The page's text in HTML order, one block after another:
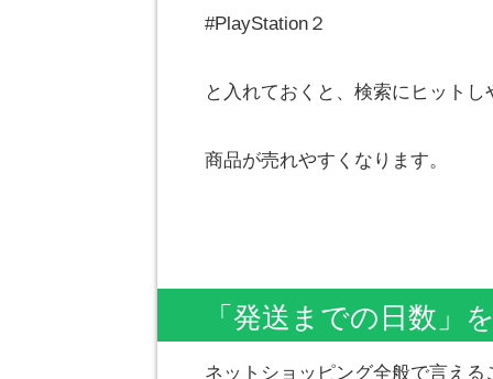
#PlayStation２
と入れておくと、検索にヒットし
商品が売れやすくなります。
「発送までの日数」
ネットショッピング全般で言える